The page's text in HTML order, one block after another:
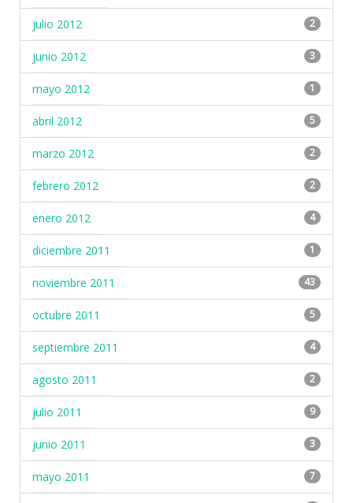
julio 2012 2
junio 2012 3
mayo 2012 1
abril 2012 5
marzo 2012 2
febrero 2012 2
enero 2012 4
diciembre 2011 1
noviembre 2011 43
octubre 2011 5
septiembre 2011 4
agosto 2011 2
julio 2011 9
junio 2011 3
mayo 2011 7